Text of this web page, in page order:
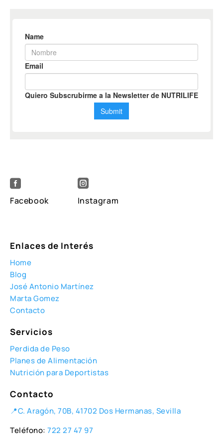

Facebook

Instagram
Enlaces de Interés
Home
Blog
José Antonio Martínez
Marta Gomez
Contacto
Servicios
Perdida de Peso
Planes de Alimentación
Nutrición para Deportistas
Contacto
📍C. Aragón, 70B, 41702 Dos Hermanas, Sevilla
Teléfono: 722 27 47 97